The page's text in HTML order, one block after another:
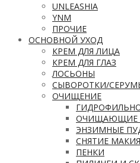
UNLEASHIA
YNM
ПРОЧИЕ
ОСНОВНОЙ УХОД
КРЕМ ДЛЯ ЛИЦА
КРЕМ ДЛЯ ГЛАЗ
ЛОСЬОНЫ
СЫВОРОТКИ/
ОЧИЩЕНИЕ
ОЧИЩАЮЩИЕ
ЭНЗИМНЫЕ
СНЯТИЕ
ПЕНКИ